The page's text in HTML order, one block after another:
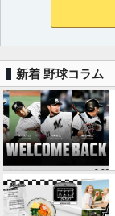
新着 野球コラム